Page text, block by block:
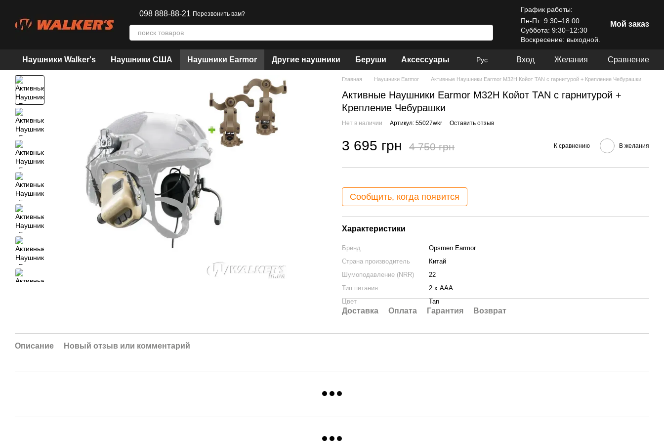
098 888-88-21 Перезвонить вам?
График работы:
Пн-Пт: 9:30–18:00
Суббота: 9:30–12:30
Воскресение: выходной.
Мой заказ
Наушники Walker's Наушники США Наушники Earmor Другие наушники Беруши Аксессуары Рус Вход Желания Сравнение
Главная Наушники Earmor Активные Наушники Earmor M32H Койот TAN с гарнитурой + Крепление Чебурашки
Активные Наушники Earmor M32H Койот TAN с гарнитурой +
Крепление Чебурашки
Нет в наличии Артикул: 55027wkr Оставить отзыв
3 695 грн 4 750 грн К сравнению В желания
Сообщить, когда появится
Характеристики
Бренд
Opsmen Earmor
Страна производитель
Китай
Шумоподавление (NRR)
22
Тип питания
2 х AAA
Цвет
Tan
Доставка Оплата Гарантия Возврат
Описание Новый отзыв или комментарий